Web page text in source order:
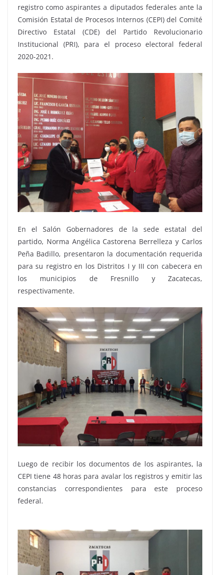
registro como aspirantes a diputados federales ante la
Comisión Estatal de Procesos Internos (CEPI) del Comité
Directivo Estatal (CDE) del Partido Revolucionario
Institucional (PRI), para el proceso electoral federal
2020-2021.
En el Salón Gobernadores de la sede estatal del
partido, Norma Angélica Castorena Berrelleza y Carlos
Peña Badillo, presentaron la documentación requerida
para su registro en los Distritos I y III con cabecera en
los municipios de Fresnillo y Zacatecas,
respectivamente.
Luego de recibir los documentos de los aspirantes, la
CEPI tiene 48 horas para avalar los registros y emitir las
constancias correspondientes para este proceso
federal.